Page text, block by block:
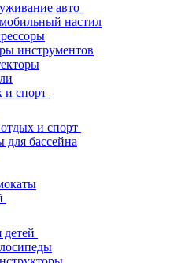
авто
настил
инструментов
и спорт
и спорт
для бассейна